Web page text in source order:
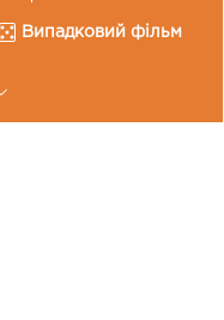
Випадковий фільм